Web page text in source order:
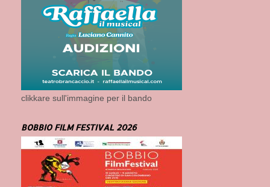
clikkare sull'immagine per il bando
BOBBIO FILM FESTIVAL 2026